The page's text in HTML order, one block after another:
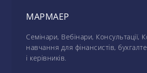
МАРМАЕР
Семінари, Вебінари, Консультації,
навчання для фінансистів,
і керівників.